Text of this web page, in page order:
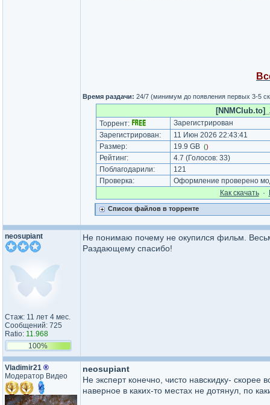
Время раздачи: 24/7 (минимум до появления первых 3-5
Торрент:
Зарегистрирован
Зарегистрирован:
11 Июн 2026 22:43:41
Размер:
19.9 GB ()
Рейтинг: 4.7 (Голосов: 33)
Поблагодарили:
121
Проверка:
Оформление проверено
Как cкачать·
Список файлов в торренте
neosupiant
Стаж: 11 лет 4 мес.
Сообщений: 725
Ratio: 11.968
100%
Не понимаю почему не окупился фильм.
Раздающему спасибо!
Vladimir21 ®
Модератор Видео
neosupiant
Не эксперт конечно, чисто навскидку-
наверное в каких-то местах не дотянул, по